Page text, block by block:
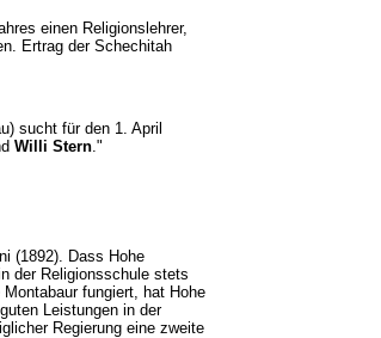
einen Religionslehrer,
Ertrag der Schechitah
sucht für den 1. April
Willi Stern."
(1892). Dass Hohe
der Religionsschule stets
fungiert, hat Hohe
Leistungen in der
Regierung eine zweite